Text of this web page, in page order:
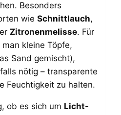
Besonders
wie Schnittlauch,
Zitronenmelisse. Für
kleine Töpfe,
Sand gemischt),
nötig – transparente
Feuchtigkeit zu halten.
ob es sich um Licht-